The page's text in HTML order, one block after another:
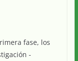
fase, los
-